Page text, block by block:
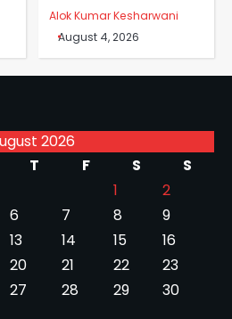
Alok Kumar Kesharwani
August 4, 2026
2026
T F S
S
1
2
6 7 8
9
13 14 15
16
20 21 22
23
27 28 29
30